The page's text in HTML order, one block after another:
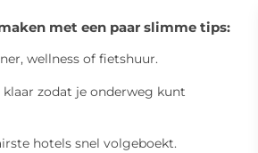
met een paar slimme tips:
wellness of fietshuur.
zodat je onderweg kunt
hotels snel volgeboekt.